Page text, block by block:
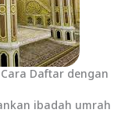
Daftar dengan
ibadah umrah